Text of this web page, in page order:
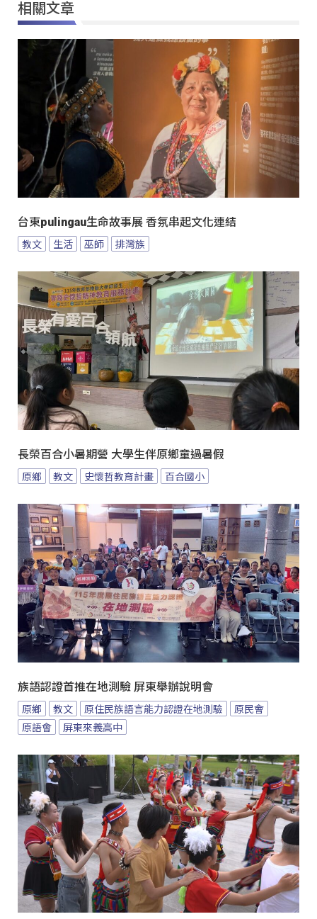
相關文章
台東pulingau生命故事展 香氛串起文化連結
教文 生活 巫師 排灣族
長榮百合小暑期營 大學生伴原鄉童過暑假
原鄉 教文 史懷哲教育計畫 百合國小
族語認證首推在地測驗 屏東舉辦說明會
原鄉 教文 原住民族語言能力認證在地測驗
原民會
原語會
屏東來義高中